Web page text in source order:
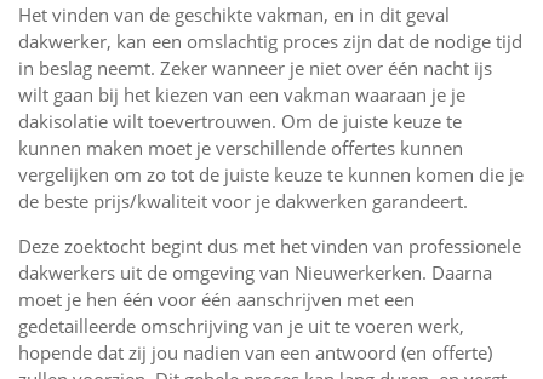
Het vinden van de geschikte vakman, en in dit geval
dakwerker, kan een omslachtig proces zijn dat de nodige tijd
in beslag neemt. Zeker wanneer je niet over één nacht ijs
wilt gaan bij het kiezen van een vakman waaraan je je
dakisolatie wilt toevertrouwen. Om de juiste keuze te
kunnen maken moet je verschillende offertes kunnen
vergelijken om zo tot de juiste keuze te kunnen komen die je
de beste prijs/kwaliteit voor je dakwerken garandeert.
Deze zoektocht begint dus met het vinden van professionele
dakwerkers uit de omgeving van Nieuwerkerken. Daarna
moet je hen één voor één aanschrijven met een
gedetailleerde omschrijving van je uit te voeren werk,
hopende dat zij jou nadien van een antwoord (en offerte)